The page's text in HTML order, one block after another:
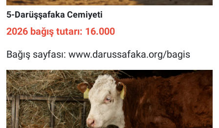
5-Darüşşafaka Cemiyeti
2026 bağış tutarı: 16.000
Bağış sayfası: www.darussafaka.org/bagis